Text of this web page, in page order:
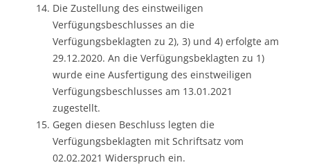
Die Zustellung des einstweiligen
Verfügungsbeschlusses an die
Verfügungsbeklagten zu 2), 3) und 4) erfolgte am
29.12.2020. An die Verfügungsbeklagten zu 1)
wurde eine Ausfertigung des einstweiligen
Verfügungsbeschlusses am 13.01.2021
zugestellt.
Gegen diesen Beschluss legten die
Verfügungsbeklagten mit Schriftsatz vom
02.02.2021 Widerspruch ein.